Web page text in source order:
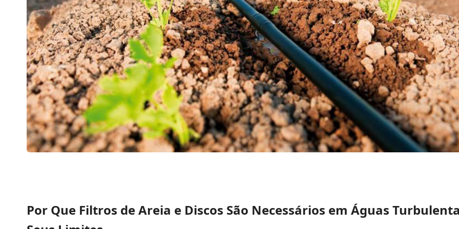
Por Que Filtros de Areia e Discos São Necessários em Águas